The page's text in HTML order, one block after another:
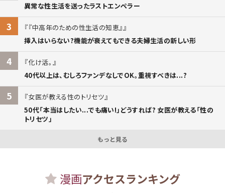
異常な性生活を送ったラストエンペラー
3
『中高年のための性生活の知恵』
挿入はいらない?機能が衰えてもできる夫婦生活の新しい形
4
化け活。
40代以上は、むしろファンデなしでOK。重視すべきは...?
5
女医が教える性のトリセツ
50代「本当はしたい...でも痛い!」どうすれば? 女医が教える「性の
トリセツ」
もっと見る
漫画アクセスランキング